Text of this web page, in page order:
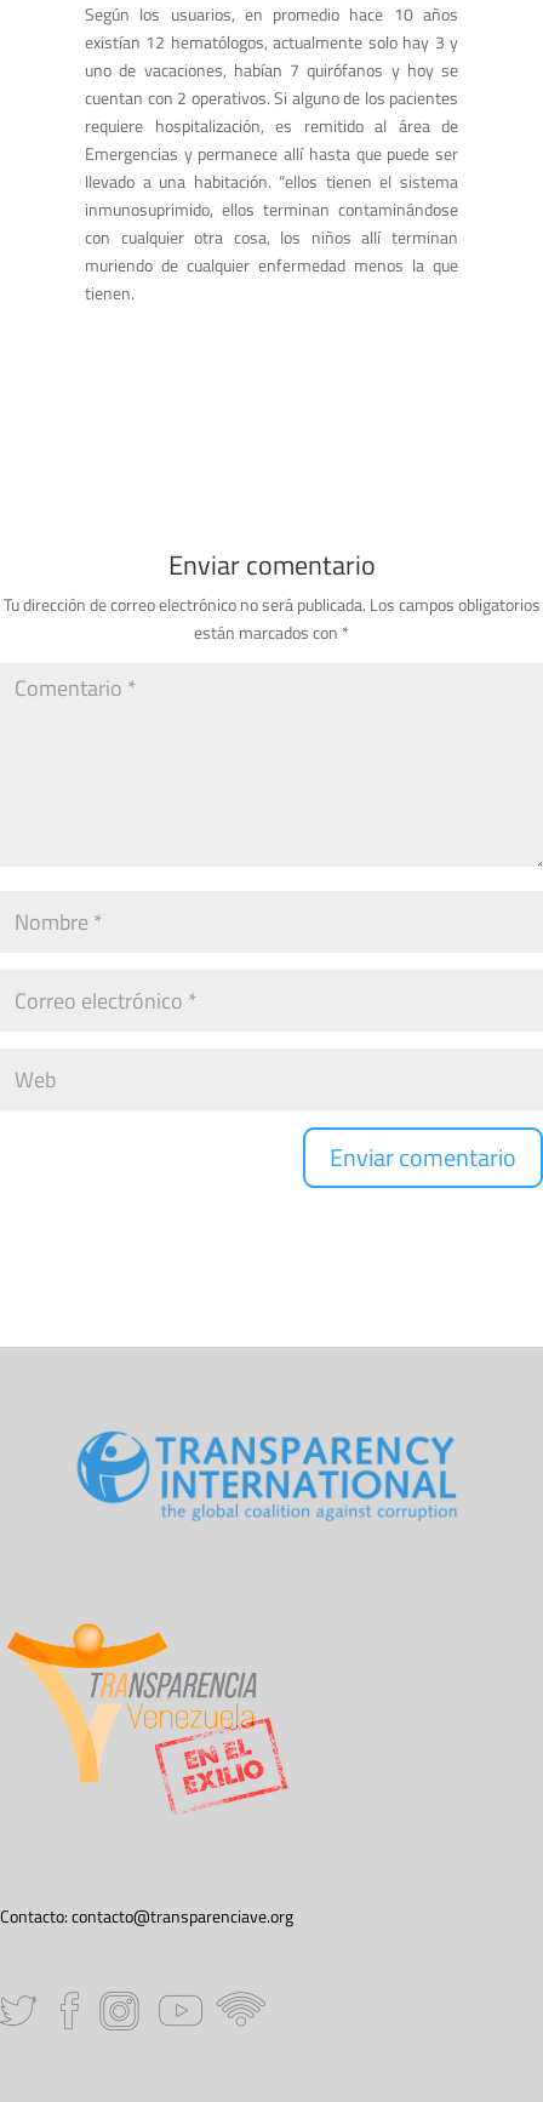
Según los usuarios, en promedio hace 10 años
existían 12 hematólogos, actualmente solo hay 3 y
uno de vacaciones, habían 7 quirófanos y hoy se
cuentan con 2 operativos. Si alguno de los pacientes
requiere hospitalización, es remitido al área de
Emergencias y permanece allí hasta que puede ser
llevado a una habitación. “ellos tienen el sistema
inmunosuprimido, ellos terminan contaminándose
con cualquier otra cosa, los niños allí terminan
muriendo de cualquier enfermedad menos la que
tienen.
Enviar comentario
Tu dirección de correo electrónico no será publicada. Los campos obligatorios
están marcados con *
Contacto:contacto@transparenciave.org